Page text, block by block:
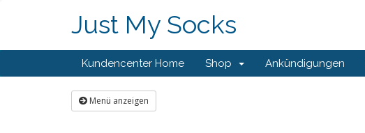
Just My Socks
Kundencenter Home Shop Ankündigungen
Menü anzeigen